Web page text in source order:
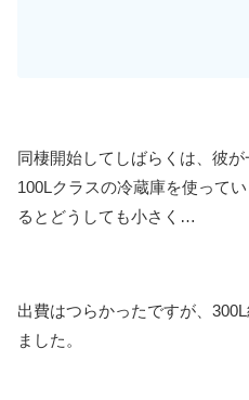
同棲開始してしばらくは、彼
100Lクラスの冷蔵庫を使って
るとどうしても小さく…
出費はつらかったですが、
ました。